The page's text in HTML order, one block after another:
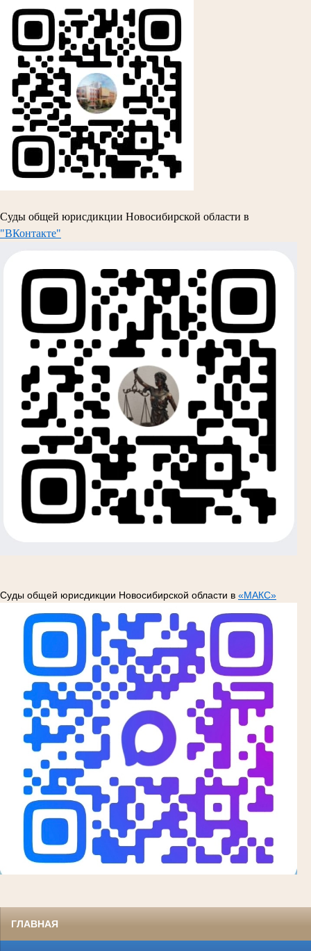
Суды общей юрисдикции Новосибирской области в
"ВКонтакте"
Суды общей юрисдикции Новосибирской области в «МАКС»
ГЛАВНАЯ